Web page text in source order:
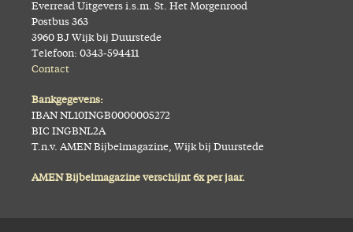
Everread Uitgevers i.s.m. St. Het Morgenrood
Postbus 363
3960 BJ Wijk bij Duurstede
Telefoon: 0343-594411
Contact
Bankgegevens:
IBAN NL10INGB0000005272
BIC INGBNL2A
T.n.v. AMEN Bijbelmagazine, Wijk bij Duurstede
AMEN Bijbelmagazine verschijnt 6x per jaar.